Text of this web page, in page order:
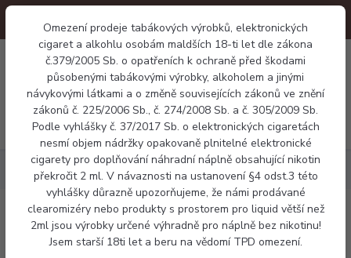
Omezení prodeje tabákových výrobků, elektronických
cigaret a alkohlu osobám maldších 18-ti let dle zákona
č.379/2005 Sb. o opatřeních k ochraně před škodami
působenými tabákovými výrobky, alkoholem a jinými
návykovými látkami a o změně souvisejících zákonů ve znění
zákonů č. 225/2006 Sb., č. 274/2008 Sb. a č. 305/2009 Sb.
Podle vyhlášky č. 37/2017 Sb. o elektronických cigaretách
nesmí objem nádržky opakovaně plnitelné elektronické
cigarety pro doplňování náhradní náplně obsahující nikotin
překročit 2 ml. V návaznosti na ustanovení §4 odst.3 této
vyhlášky důrazně upozorňujeme, že námi prodávané
clearomizéry nebo produkty s prostorem pro liquid větší než
2ml jsou výrobky určené výhradně pro náplně bez nikotinu!
Jsem starší 18ti let a beru na vědomí TPD omezení.
Menu
0 Kč
Náplně Dreamix SALT Americký tabák (American Dream'S) 10ml
Dreamix SALT Americký tabák
(American Dream'S) 10ml